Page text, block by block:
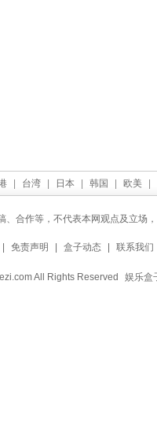
台湾 日本 韩国 欧美
、合作等，不代表本网观点及立场
免责声明 盒子动态 联系我们
All Rights Reserved 娱乐盒